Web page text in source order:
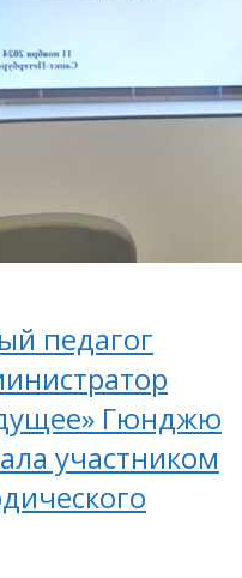
педагог
Гюнджю
участником